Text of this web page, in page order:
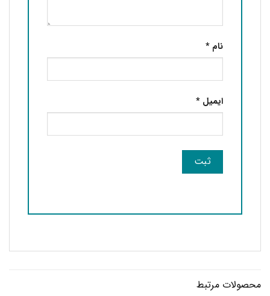
نام *
ایمیل *
محصولات مرتبط